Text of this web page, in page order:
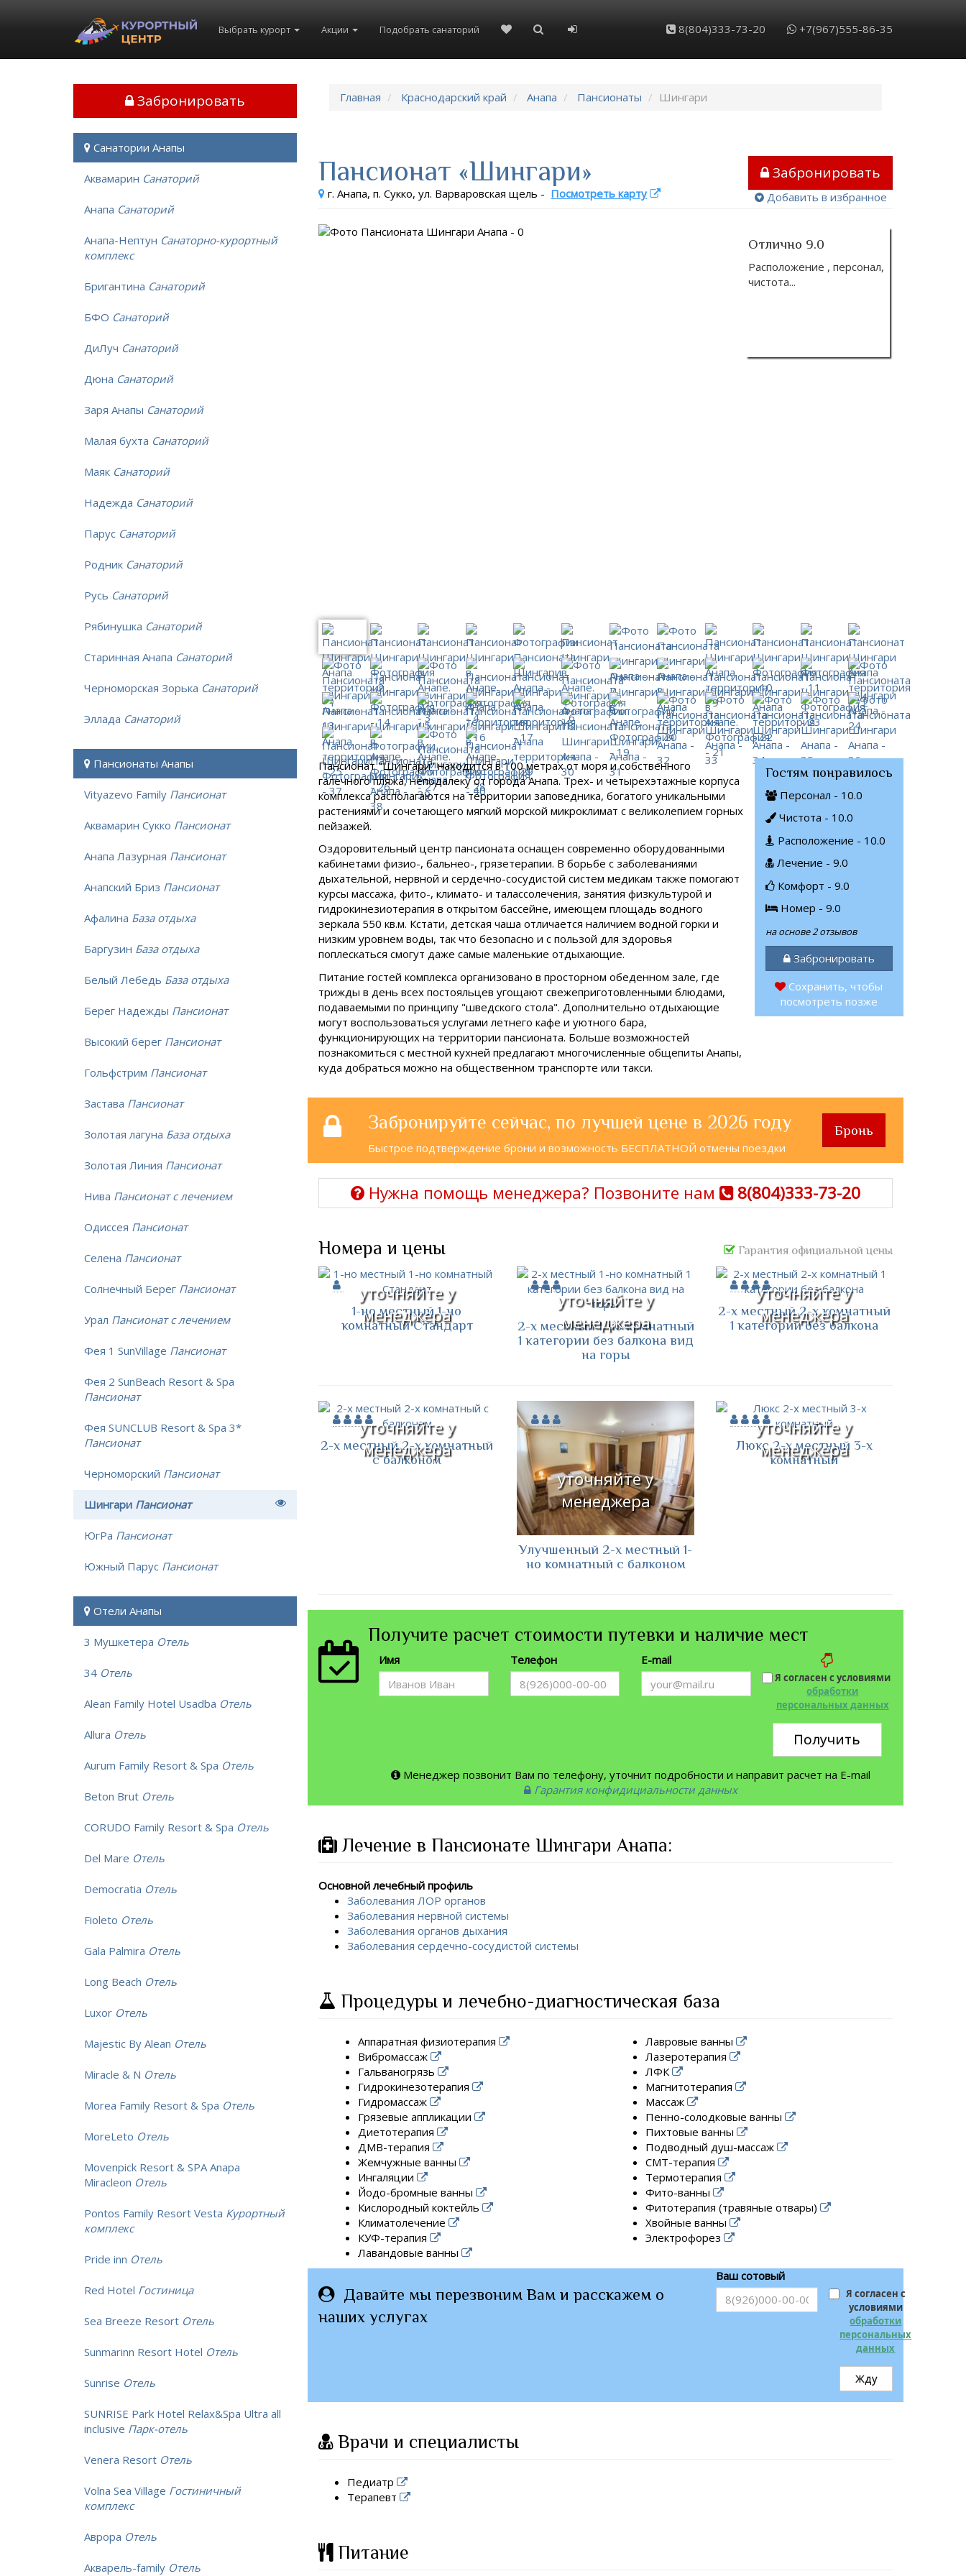
Выбрать курорт Акции Подобрать санаторий 8(804)333-73-20 +7(967)555-86-35
Обратный звонок
Главная Краснодарский край Анапа Пансионаты Шингари
Забронировать
Добавить в избранное
Пансионат «Шингари»
г. Анапа, п. Сукко, ул. Варваровская щель - Посмотреть карту
Отлично 9.0
Расположение , персонал,
чистота
Пансионат "Шингари" находится в 100 метрах от моря и собственного
галечного пляжа, неподалеку от города Анапа. Трех- и четырехэтажные корпуса
комплекса располагаются на территории заповедника, богатого уникальными
растениями и сочетающего мягкий морской микроклимат с великолепием горных
пейзажей.
Оздоровительный центр пансионата оснащен современно оборудованными
кабинетами физио-, бальнео-, грязетерапии. В борьбе с заболеваниями
дыхательной, нервной и сердечно-сосудистой систем медикам также помогают
курсы массажа, фито-, климато- и талассолечения, занятия физкультурой и
гидрокинезиотерапия в открытом бассейне, имеющем площадь водного
зеркала 550 кв.м. Кстати, детская чаша отличается наличием водной горки и
низким уровнем воды, так что безопасно и с пользой для здоровья
поплескаться смогут даже самые маленькие отдыхающие.
Питание гостей комплекса организовано в просторном обеденном зале, где
трижды в день всех постояльцев угощают свежеприготовленными блюдами,
подаваемыми по принципу "шведского стола". Дополнительно отдыхающие
могут воспользоваться услугами летнего кафе и уютного бара,
функционирующих на территории пансионата. Больше возможностей
познакомиться с местной кухней предлагают многочисленные общепиты Анапы,
куда добраться можно на общественном транспорте или такси.
Гостям понравилось
Персонал - 10.0
Чистота - 10.0
Расположение - 10.0
Лечение - 9.0
Комфорт - 9.0
Номер - 9.0
на основе 2 отзывов
Забронировать
Сохранить, чтобы
посмотреть позже
Забронируйте сейчас, по лучшей цене в 2026 году
Быстрое подтверждение брони и возможность БЕСПЛАТНОЙ отмены поездки
Бронь
Нужна помощь менеджера? Позвоните нам 8(804)333-73-20
Номера и цены Гарантия официальной цены
уточняйте у
менеджера
1-но местный 1-но
комнатный Стандарт
уточняйте у
менеджера
2-х местный 1-но комнатный
1 категории без балкона вид
на горы
уточняйте у
менеджера
2-х местный 2-х комнатный
1 категории без балкона
уточняйте у
менеджера
2-х местный 2-х комнатный
с балконом
уточняйте у
менеджера
Улучшенный 2-х местный 1-
но комнатный с балконом
уточняйте у
менеджера
Люкс 2-х местный 3-х
комнатный
Получите расчет стоимости путевки и наличие мест
Имя Телефон E-mail
Я согласен с условиями
обработки
персональных данных
Получить
Менеджер позвонит Вам по телефону, уточнит подробности и направит расчет на E-mail
Гарантия конфидициальности данных
Лечение в Пансионате Шингари Анапа:
Основной лечебный профиль
Заболевания ЛОР органов
Заболевания нервной системы
Заболевания органов дыхания
Заболевания сердечно-сосудистой системы
Процедуры и лечебно-диагностическая база
Аппаратная физиотерапия
Вибромассаж
Гальваногрязь
Гидрокинезотерапия
Гидромассаж
Грязевые аппликации
Диетотерапия
ДМВ-терапия
Жемчужные ванны
Ингаляции
Йодо-бромные ванны
Кислородный коктейль
Климатолечение
КУФ-терапия
Лавандовые ванны
Лавровые ванны
Лазеротерапия
ЛФК
Магнитотерапия
Массаж
Пенно-солодковые ванны
Пихтовые ванны
Подводный душ-массаж
СМТ-терапия
Термотерапия
Фито-ванны
Фитотерапия (травяные отвары)
Хвойные ванны
Электрофорез
Давайте мы перезвоним Вам и расскажем о
наших услугах
Ваш сотовый
Я согласен с
условиями
обработки
персональных
данных
Жду
Врачи и специалисты
Педиатр
Терапевт
Питание
Забронировать
Санатории Анапы
Аквамарин Санаторий
Анапа Санаторий
Анапа-Нептун Санаторно-курортный
комплекс
Бригантина Санаторий
БФО Санаторий
ДиЛуч Санаторий
Дюна Санаторий
Заря Анапы Санаторий
Малая бухта Санаторий
Маяк Санаторий
Надежда Санаторий
Парус Санаторий
Родник Санаторий
Русь Санаторий
Рябинушка Санаторий
Старинная Анапа Санаторий
Черноморская Зорька Санаторий
Эллада Санаторий
Пансионаты Анапы
Vityazevo Family Пансионат
Аквамарин Сукко Пансионат
Анапа Лазурная Пансионат
Анапский Бриз Пансионат
Афалина База отдыха
Баргузин База отдыха
Белый Лебедь База отдыха
Берег Надежды Пансионат
Высокий берег Пансионат
Гольфстрим Пансионат
Застава Пансионат
Золотая лагуна База отдыха
Золотая Линия Пансионат
Нива Пансионат с лечением
Одиссея Пансионат
Селена Пансионат
Солнечный Берег Пансионат
Урал Пансионат с лечением
Фея 1 SunVillage Пансионат
Фея 2 SunBeach Resort & Spa
Пансионат
Фея SUNCLUB Resort & Spa 3*
Пансионат
Черноморский Пансионат
Шингари Пансионат
ЮгРа Пансионат
Южный Парус Пансионат
Отели Анапы
3 Мушкетера Отель
34 Отель
Alean Family Hotel Usadba Отель
Allura Отель
Aurum Family Resort & Spa Отель
Beton Brut Отель
CORUDO Family Resort & Spa Отель
Del Mare Отель
Democratia Отель
Fioleto Отель
Gala Palmira Отель
Long Beach Отель
Luxor Отель
Majestic By Alean Отель
Miracle & N Отель
Morea Family Resort & Spa Отель
MoreLeto Отель
Movenpick Resort & SPA Anapa
Miracleon Отель
Pontos Family Resort Vesta Курортный
комплекс
Pride inn Отель
Red Hotel Гостиница
Sea Breeze Resort Отель
Sunmarinn Resort Hotel Отель
Sunrise Отель
SUNRISE Park Hotel Relax&Spa Ultra all
inclusive Парк-отель
Venera Resort Отель
Volna Sea Village Гостиничный
комплекс
Аврора Отель
Акварель-family Отель